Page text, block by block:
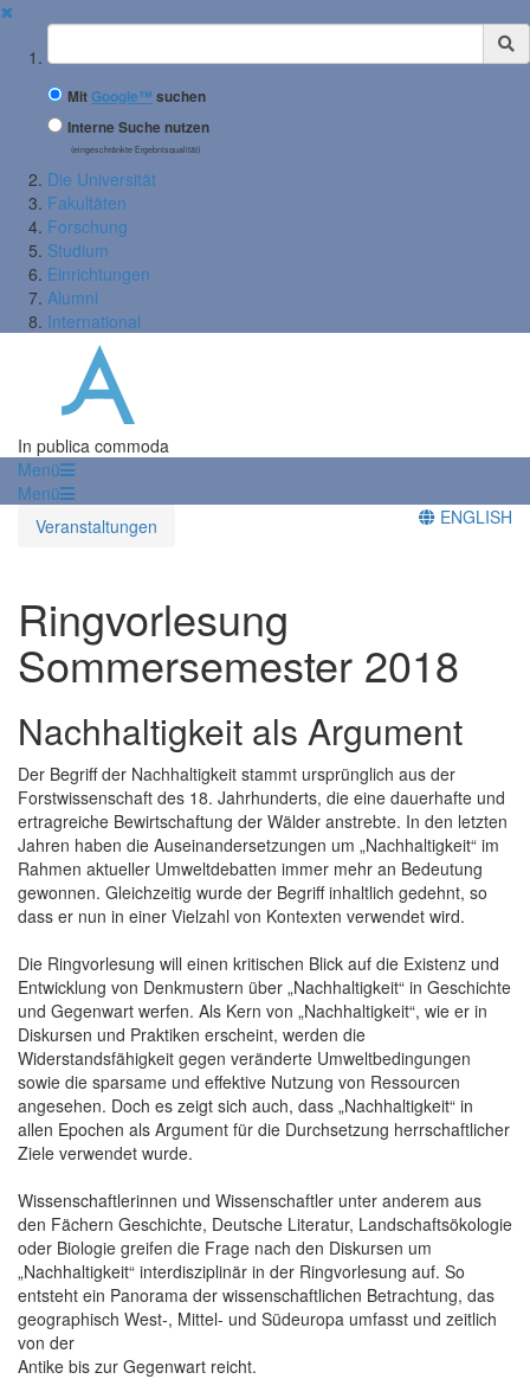
✖
Suchbegriff
MitGoogle™ suchen
Interne Suche nutzen
(eingeschränkte Ergebnisqualität)
Die Universität
Fakultäten
Forschung
Studium
Einrichtungen
Alumni
International
In publica commoda
Menü
Menü
Veranstaltungen
ENGLISH
Ringvorlesung
Sommersemester 2018
Nachhaltigkeit als Argument
Der Begriff der Nachhaltigkeit stammt ursprünglich aus der
Forstwissenschaft des 18. Jahrhunderts, die eine dauerhafte und
ertragreiche Bewirtschaftung der Wälder anstrebte. In den letzten
Jahren haben die Auseinandersetzungen um „Nachhaltigkeit“ im
Rahmen aktueller Umweltdebatten immer mehr an Bedeutung
gewonnen. Gleichzeitig wurde der Begriff inhaltlich gedehnt, so
dass er nun in einer Vielzahl von Kontexten verwendet wird.
Die Ringvorlesung will einen kritischen Blick auf die Existenz und
Entwicklung von Denkmustern über „Nachhaltigkeit“ in Geschichte
und Gegenwart werfen. Als Kern von „Nachhaltigkeit“, wie er in
Diskursen und Praktiken erscheint, werden die
Widerstandsfähigkeit gegen veränderte Umweltbedingungen
sowie die sparsame und effektive Nutzung von Ressourcen
angesehen. Doch es zeigt sich auch, dass „Nachhaltigkeit“ in
allen Epochen als Argument für die Durchsetzung herrschaftlicher
Ziele verwendet wurde.
Wissenschaftlerinnen und Wissenschaftler unter anderem aus
den Fächern Geschichte, Deutsche Literatur, Landschaftsökologie
oder Biologie greifen die Frage nach den Diskursen um
„Nachhaltigkeit“ interdisziplinär in der Ringvorlesung auf. So
entsteht ein Panorama der wissenschaftlichen Betrachtung, das
geographisch West-, Mittel- und Südeuropa umfasst und zeitlich
von der
Antike bis zur Gegenwart reicht.